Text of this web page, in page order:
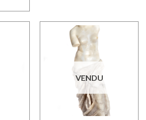
VENDU